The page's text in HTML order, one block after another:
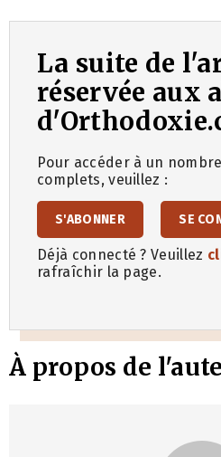
La suite de
réservée aux
Pour accéder à un
complets, veuillez :
S'ABONNER SE
Déjà connecté ? Veuillez
rafraîchir la page.
À propos de